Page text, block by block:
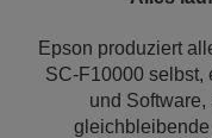
Epson produziert
SC-F10000 selbst,
und Software,